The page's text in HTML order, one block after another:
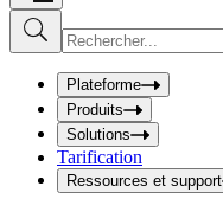
S
u
b
I
n
u
t
S
e
a
r
Plateforme
Produits
Solutions
Tarification
Ressources et support